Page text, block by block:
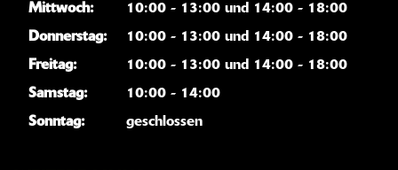
Mittwoch:
10:00 - 13:00 und 14:00 - 18:00
Donnerstag:
10:00 - 13:00 und 14:00 - 18:00
Freitag:
10:00 - 13:00 und 14:00 - 18:00
Samstag:
10:00 - 14:00
Sonntag:
geschlossen